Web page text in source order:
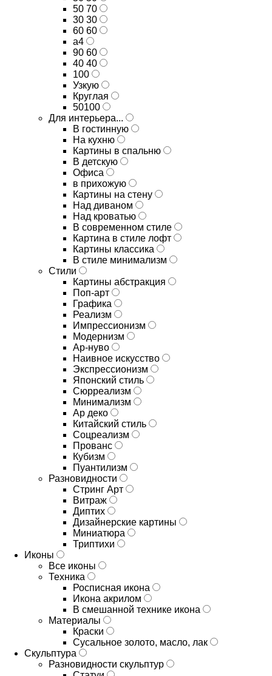
50 70
30 30
60 60
а4
90 60
40 40
100
Узкую
Круглая
50100
Для интерьера...
В гостинную
На кухню
Картины в спальню
В детскую
Офиса
в прихожую
Картины на стену
Над диваном
Над кроватью
В современном стиле
Картина в стиле лофт
Картины классика
В стиле минимализм
Стили
Картины абстракция
Поп-арт
Графика
Реализм
Импрессионизм
Модернизм
Ар-нуво
Наивное искусство
Экспрессионизм
Японский стиль
Сюрреализм
Минимализм
Ар деко
Китайский стиль
Соцреализм
Прованс
Кубизм
Пуантилизм
Разновидности
Стринг Арт
Витраж
Диптих
Дизайнерские картины
Миниатюра
Триптихи
Иконы
Все иконы
Техника
Росписная икона
Икона акрилом
В смешанной технике икона
Материалы
Краски
Сусальное золото, масло, лак
Скульптура
Разновидности скульптур